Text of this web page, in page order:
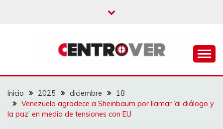
CENTROVER
NOTICIAS
Inicio 2025 diciembre
18
Venezuela agradece a Sheinbaum por llamar ‘al diálogo y
la paz’ en medio de tensiones con EU